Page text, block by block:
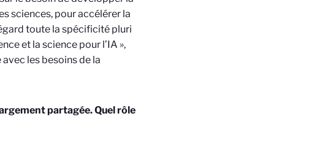
sciences, pour accélérer la
toute la spécificité pluri
et la science pour l’IA »,
les besoins de la
partagée. Quel rôle